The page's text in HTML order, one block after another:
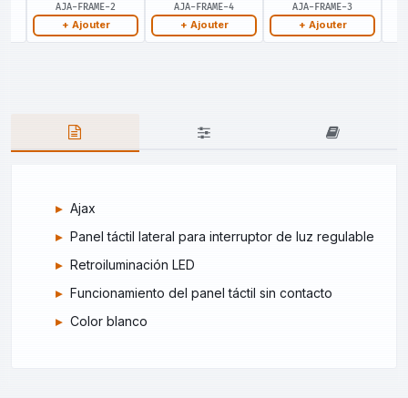
AJA-FRAME-2
+ Ajouter
AJA-FRAME-4
+ Ajouter
AJA-FRAME-3
+ Ajouter
Ajax
Panel táctil lateral para interruptor de luz regulable
Retroiluminación LED
Funcionamiento del panel táctil sin contacto
Color blanco